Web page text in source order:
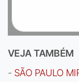
VEJA TAMBÉM
- SÃO PAULO